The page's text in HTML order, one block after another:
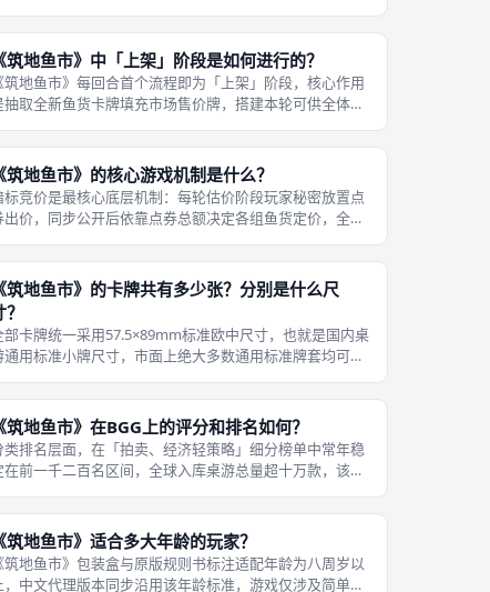
、干扰特效。对局中能够改变竞价规则、等效特殊点券效
果的道具均为独立卡牌，分为三类：黑
《筑地鱼市》中「上架」阶段是如何进行的？
筑地鱼市》每回合首个流程即为「上架」阶段，核心作用
抽取全新鱼货卡牌填充市场售价牌，搭建本轮可供全体玩
牌数量。第一步确认本局售价牌数量：二人局使用三块售
价牌、三人局四块售价牌、四人局五
《筑地鱼市》的核心游戏机制是什么？
标竞价是最核心底层机制：每轮估价阶段玩家秘密放置点
出价，同步公开后依靠点券总额决定各组鱼货定价，全程
明拍轮流加价的传统拍卖桌游，博弈逻辑更独特，也是本
作最有辨识度的设计。《筑地鱼市》
《筑地鱼市》的卡牌共有多少张？分别是什么尺
部卡牌统一采用57.5×89mm标准欧中尺寸，也就是国内桌
通用标准小牌尺寸，市面上绝大多数通用标准牌套均可完
，降低线下长期游玩养护成本。统计《筑地鱼市》基础盒
全部卡牌总数量，货品卡、什
《筑地鱼市》在BGG上的评分和排名如何？
类排名层面，在「拍卖、经济轻策略」细分榜单中常年稳
在前一千二百名区间，全球入库桌游总量超十万款，该排
榜单中排名更靠前，是海外线下聚会高频开盒桌游。
BGG（BoardGameGeek）
《筑地鱼市》适合多大年龄的玩家？
筑地鱼市》包装盒与原版规则书标注适配年龄为八周岁以
，中文代理版本同步沿用该年龄标准，游戏仅涉及简单加